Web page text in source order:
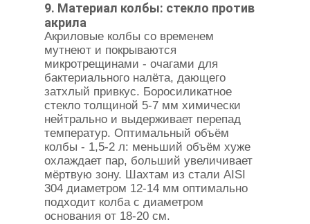
9. Материал колбы: стекло против
акрила
Акриловые колбы со временем
мутнеют и покрываются
микротрещинами - очагами для
бактериального налёта, дающего
затхлый привкус. Боросиликатное
стекло толщиной 5-7 мм химически
нейтрально и выдерживает перепад
температур. Оптимальный объём
колбы - 1,5-2 л: меньший объём хуже
охлаждает пар, больший увеличивает
мёртвую зону. Шахтам из стали AISI
304 диаметром 12-14 мм оптимально
подходит колба с диаметром
основания от 18-20 см.